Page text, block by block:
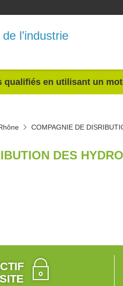
l’industrie
qualifiés en utilisant un
COMPAGNIE DE
DES
SITE